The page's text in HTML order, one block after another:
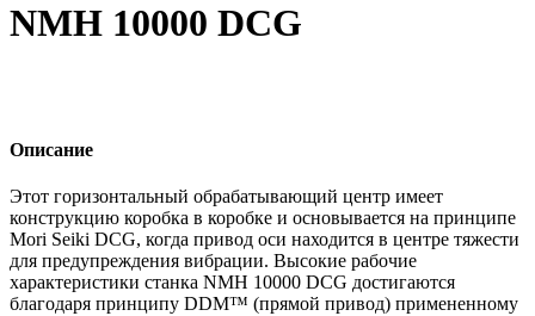
NMH 10000 DCG
Описание
Этот горизонтальный обрабатывающий центр имеет
конструкцию коробка в коробке и основывается на принципе
Mori Seiki DCG, когда привод оси находится в центре тяжести
для предупреждения вибрации. Высокие рабочие
характеристики станка NMH 10000 DCG достигаются
благодаря принципу DDM™ (прямой привод) примененному